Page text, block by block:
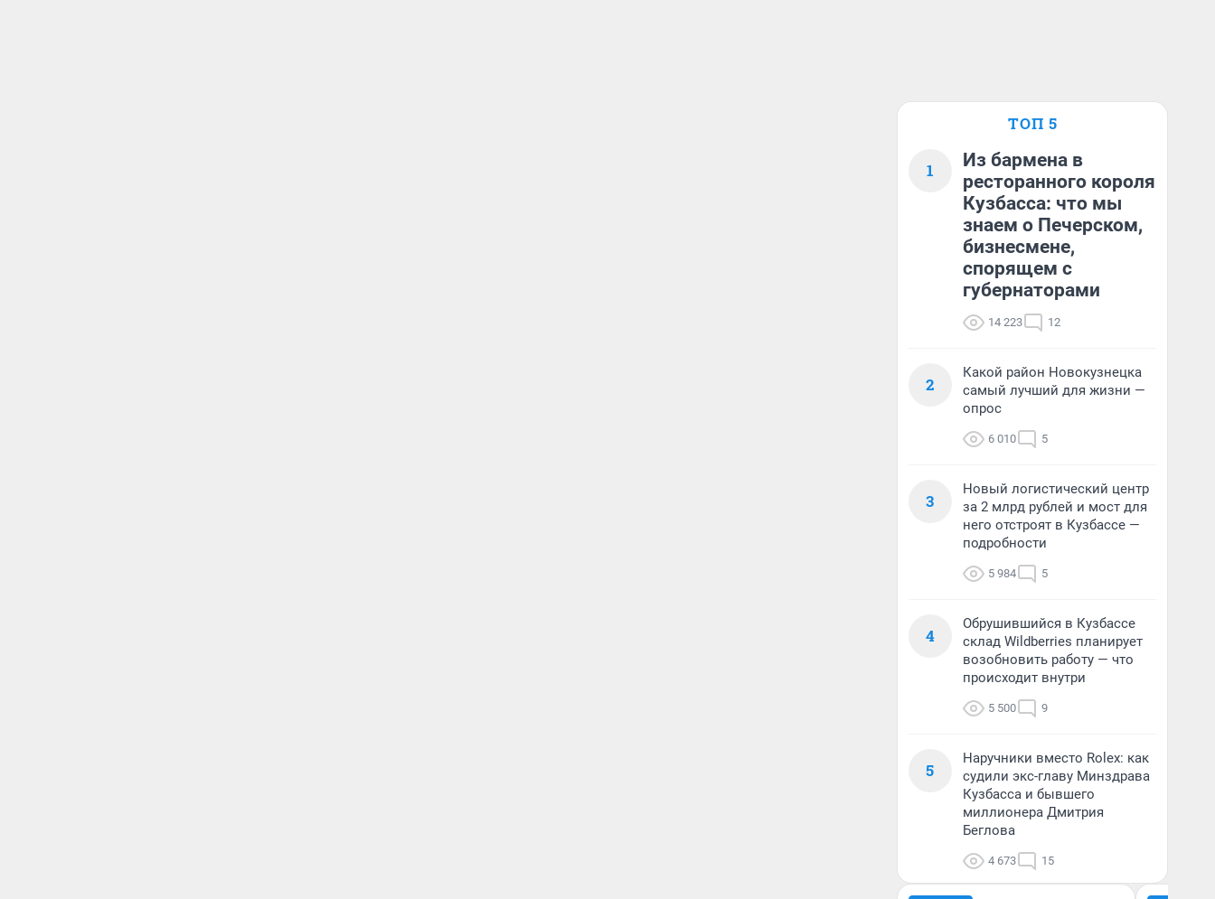
ТОП 5
1
Из бармена в
ресторанного короля
Кузбасса: что мы
знаем о Печерском,
бизнесмене,
спорящем с
губернаторами
14 223 12
2
Какой район Новокузнецка
самый лучший для жизни —
опрос
6 010 5
3
Новый логистический центр
за 2 млрд рублей и мост для
него отстроят в Кузбассе —
подробности
5 984 5
4
Обрушившийся в Кузбассе
склад Wildberries планирует
возобновить работу — что
происходит внутри
5 500 9
5
Наручники вместо Rolex: как
судили экс-главу Минздрава
Кузбасса и бывшего
миллионера Дмитрия
Беглова
4 673 15